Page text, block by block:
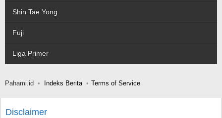
Shin Tae Yong
Fuji
Liga Primer
Pahami.id Indeks Berita Terms of Service
Disclaimer